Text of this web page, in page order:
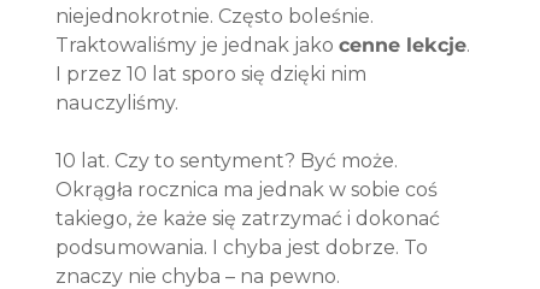
niejednokrotnie. Często boleśnie.
Traktowaliśmy je jednak jako cenne lekcje.
I przez 10 lat sporo się dzięki nim
nauczyliśmy.
10 lat. Czy to sentyment? Być może.
Okrągła rocznica ma jednak w sobie coś
takiego, że każe się zatrzymać i dokonać
podsumowania. I chyba jest dobrze. To
znaczy nie chyba – na pewno.